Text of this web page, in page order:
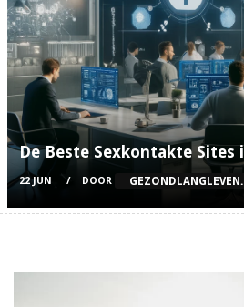
De Beste Sexkontakte Sites
22 JUN DOOR